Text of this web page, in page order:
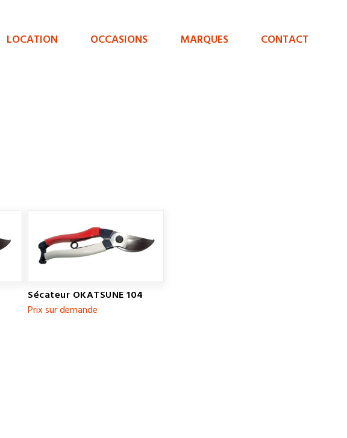
LOCATION OCCASIONS MARQUES CONTACT
Sécateur OKATSUNE 104
Prix sur demande